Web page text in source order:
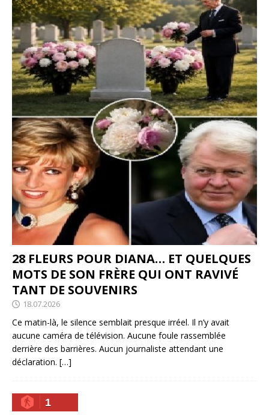
28 FLEURS POUR DIANA… ET QUELQUES
MOTS DE SON FRÈRE QUI ONT RAVIVÉ
TANT DE SOUVENIRS
18.07.2026
Ce matin-là, le silence semblait presque irréel. Il n’y avait
aucune caméra de télévision. Aucune foule rassemblée
derrière des barrières. Aucun journaliste attendant une
déclaration. […]
1